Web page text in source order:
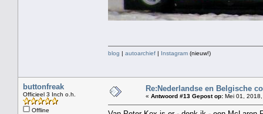
blog | autoarchief | Instagram (nieuw!)
buttonfreak
Officieel 3 Inch o.h.
Offline
Re:Nederlandse en Belgische
« Antwoord #13 Gepost op: Mei 01,